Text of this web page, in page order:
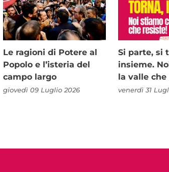
Le ragioni di Potere al
Popolo e l’isteria del
campo largo
giovedì 09 Luglio 2026
Si parte, si
insieme.
la valle che
venerdì 31